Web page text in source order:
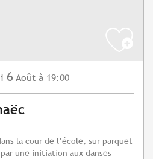
6 Août à 19:00
la cour de l’école, sur parquet
une initiation aux danses